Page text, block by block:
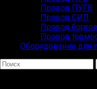
Провод ПУГВ
Провод СИП
Провод
Провод
Оборудование для